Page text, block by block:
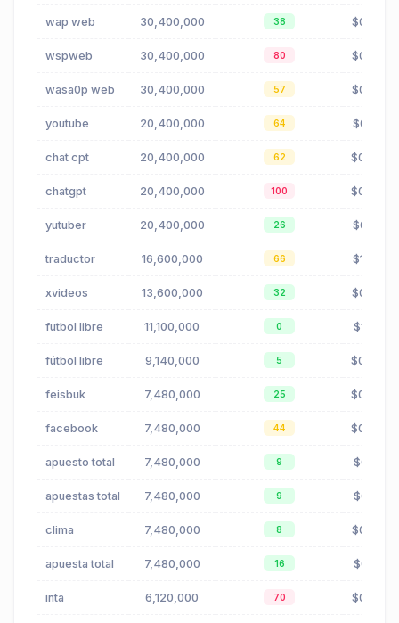
wap web 30,400,000 38 $0.78
wspweb 30,400,000 80 $0.78
wasa0p web 30,400,000 57 $0.78
youtube 20,400,000 64 $0.01
chat cpt 20,400,000 62 $0.04
chatgpt 20,400,000 100 $0.04
yutuber 20,400,000 26 $0.01
traductor 16,600,000 66 $1.48
xvideos 13,600,000 32 $0.00
futbol libre 11,100,000 0 $1.41
fútbol libre 9,140,000 5 $0.46
feisbuk 7,480,000 25 $0.34
facebook 7,480,000 44 $0.34
apuesto total 7,480,000 9 $0.15
apuestas total 7,480,000 9 $0.15
clima 7,480,000 8 $0.08
apuesta total 7,480,000 16 $0.15
inta 6,120,000 70 $0.09